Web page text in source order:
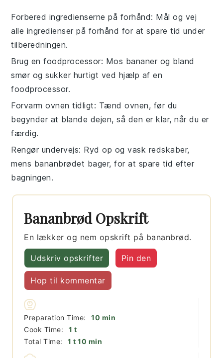
Forbered ingredienserne på forhånd: Mål og vej
alle ingredienser på forhånd for at spare tid under
tilberedningen.
Brug en foodprocessor: Mos bananer og bland
smør ogsukker hurtigt ved hjælp af en
foodprocessor.
Forvarm ovnen tidligt: Tænd ovnen, før du
begynder at blande dejen, så den er klar, når du er
færdig.
Rengør undervejs: Ryd op og vask redskaber,
mens bananbrødet bager, for at spare tid efter
bagningen.
Bananbrød Opskrift
En lækker og nem opskrift på bananbrød.
Udskriv opskrifter Pin den
Hop til kommentar
Preparation Time: 10 minutter
min
Cook Time:
1 time
t
Total Time:
1 time
t 10 minutter
min